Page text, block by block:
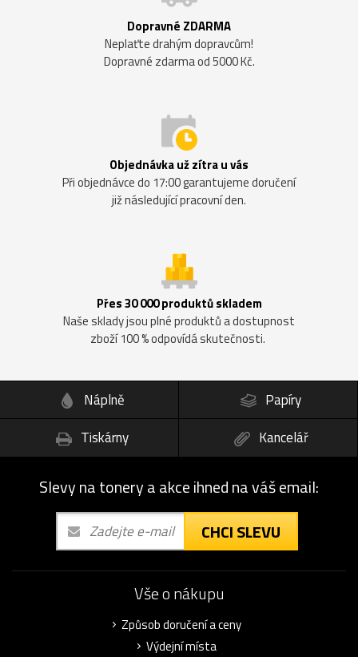
Dopravné ZDARMA
Neplaťte drahým dopravcům!
Dopravné zdarma od 5000 Kč.
Objednávka už zítra u vás
Při objednávce do 17:00 garantujeme doručení
již následující pracovní den.
Přes 30 000 produktů skladem
Naše sklady jsou plné produktů a dostupnost
zboží 100 % odpovídá skutečnosti.
Náplně
Papíry
Tiskárny
Kancelář
Slevy na tonery a akce ihned na váš email:
CHCI SLEVU
Vše o nákupu
Způsob doručení a ceny
Výdejní místa